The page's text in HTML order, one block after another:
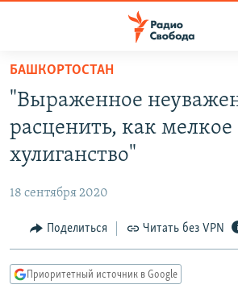
упрощенного
доступа
основному
Вернутся
Вернутся
ПРОГРАММЫ
ПОДКАСТЫ
АВТОРСКИЕ ПРОЕКТЫ
МНЕНИЯ
КУЛЬТУРА
КАВКАЗ.РЕАЛИИ
БАШКОРТОСТАН
"Выраженное
расценить, как мелкое
хулиганство"
18 сентября 2020
Поделиться Читать без VPN
Приоритетный источник в Google